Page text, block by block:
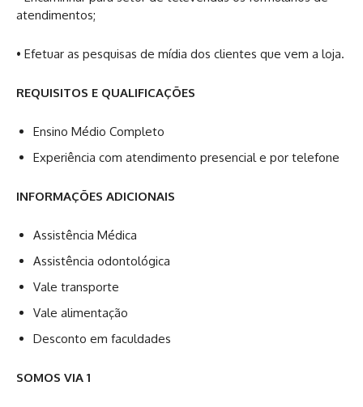
atendimentos;
• Efetuar as pesquisas de mídia dos clientes que vem a loja.
REQUISITOS E QUALIFICAÇÕES
Ensino Médio Completo
Experiência com atendimento presencial e por telefone
INFORMAÇÕES ADICIONAIS
Assistência Médica
Assistência odontológica
Vale transporte
Vale alimentação
Desconto em faculdades
SOMOS VIA 1